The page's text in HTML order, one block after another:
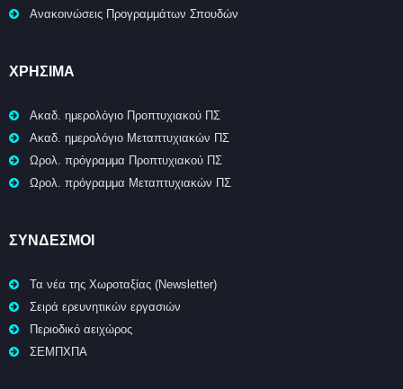
Ανακοινώσεις Προγραμμάτων Σπουδών
ΧΡΉΣΙΜΑ
Ακαδ. ημερολόγιο Προπτυχιακού ΠΣ
Ακαδ. ημερολόγιο Μεταπτυχιακών ΠΣ
Ωρολ. πρόγραμμα Προπτυχιακού ΠΣ
Ωρολ. πρόγραμμα Μεταπτυχιακών ΠΣ
ΣΥΝΔΕΣΜΟΙ
Τα νέα της Χωροταξίας (Newsletter)
Σειρά ερευνητικών εργασιών
Περιοδικό αειχώρος
ΣΕΜΠΧΠΑ